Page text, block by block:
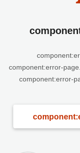
component:error-
component:error-